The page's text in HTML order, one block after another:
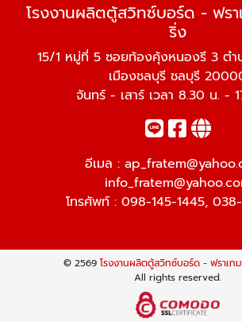
โรงงานผลิตตู้สวิทซ์บอร์ด - ฟรา
ริ่ง
15/1 หมู่ที่ 5 ซอยท้องคุ้งหนองรี 3 ตำ
เมืองชลบุรี ชลบุรี
จันทร์ - เสาร์ เวลา 8.30 น. -
อีเมล :
โทรศัพท์ : 098-145-1445,
© 2569 โรงงานผลิตตู้สวิทซ์บอร์ด - ฟราเท
All rights reserved.